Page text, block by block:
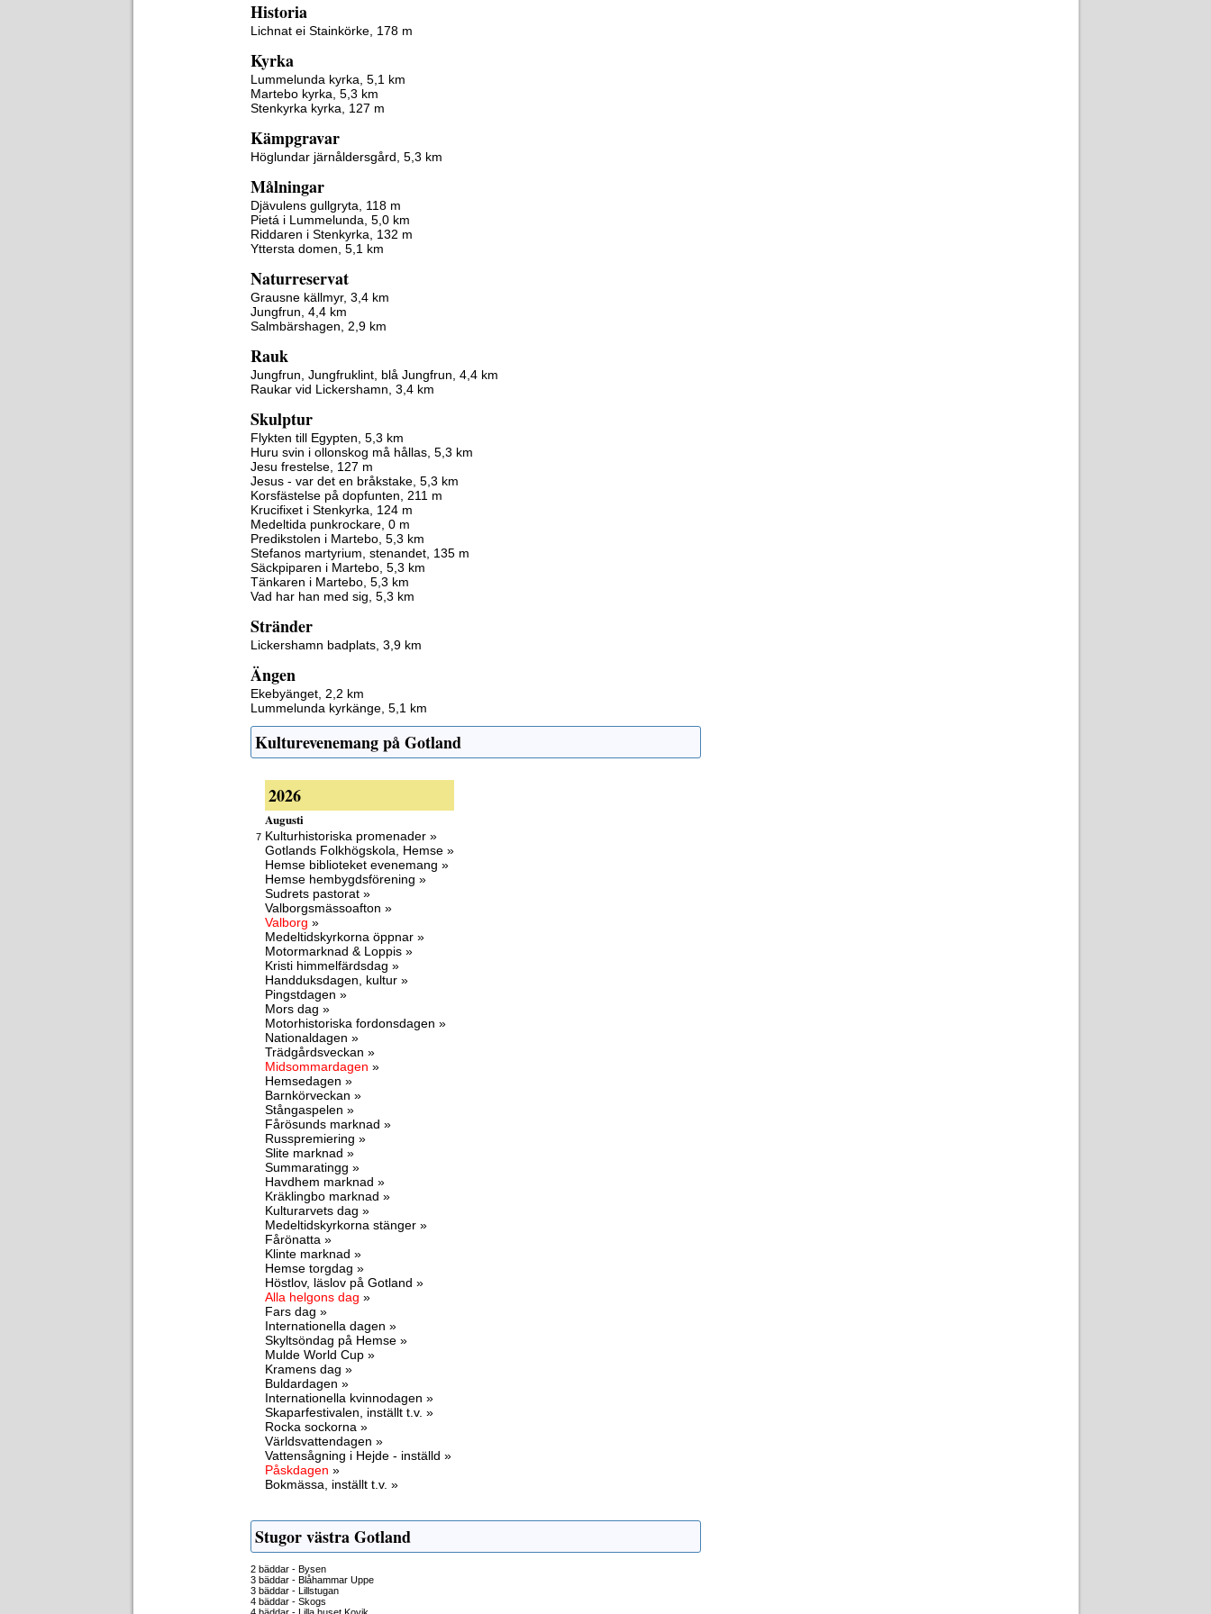
Historia
Lichnat ei Stainkörke, 178 m
Kyrka
Lummelunda kyrka, 5,1 km
Martebo kyrka, 5,3 km
Stenkyrka kyrka, 127 m
Kämpgravar
Höglundar järnåldersgård, 5,3 km
Målningar
Djävulens gullgryta, 118 m
Pietá i Lummelunda, 5,0 km
Riddaren i Stenkyrka, 132 m
Yttersta domen, 5,1 km
Naturreservat
Grausne källmyr, 3,4 km
Jungfrun, 4,4 km
Salmbärshagen, 2,9 km
Rauk
Jungfrun, Jungfruklint, blå Jungfrun, 4,4 km
Raukar vid Lickershamn, 3,4 km
Skulptur
Flykten till Egypten, 5,3 km
Huru svin i ollonskog må hållas, 5,3 km
Jesu frestelse, 127 m
Jesus - var det en bråkstake, 5,3 km
Korsfästelse på dopfunten, 211 m
Krucifixet i Stenkyrka, 124 m
Medeltida punkrockare, 0 m
Predikstolen i Martebo, 5,3 km
Stefanos martyrium, stenandet, 135 m
Säckpiparen i Martebo, 5,3 km
Tänkaren i Martebo, 5,3 km
Vad har han med sig, 5,3 km
Stränder
Lickershamn badplats, 3,9 km
Ängen
Ekebyänget, 2,2 km
Lummelunda kyrkänge, 5,1 km
Kulturevenemang på Gotland
2026
Augusti
7 Kulturhistoriska promenader »
Gotlands Folkhögskola, Hemse »
Hemse biblioteket evenemang »
Hemse hembygdsförening »
Sudrets pastorat »
Valborgsmässoafton »
Valborg »
Medeltidskyrkorna öppnar »
Motormarknad & Loppis »
Kristi himmelfärdsdag »
Handduksdagen, kultur »
Pingstdagen »
Mors dag »
Motorhistoriska fordonsdagen »
Nationaldagen »
Trädgårdsveckan »
Midsommardagen »
Hemsedagen »
Barnkörveckan »
Stångaspelen »
Fårösunds marknad »
Russpremiering »
Slite marknad »
Summaratingg »
Havdhem marknad »
Kräklingbo marknad »
Kulturarvets dag »
Medeltidskyrkorna stänger »
Fårönatta »
Klinte marknad »
Hemse torgdag »
Höstlov, läslov på Gotland »
Alla helgons dag »
Fars dag »
Internationella dagen »
Skyltsöndag på Hemse »
Mulde World Cup »
Kramens dag »
Buldardagen »
Internationella kvinnodagen »
Skaparfestivalen, inställt t.v. »
Rocka sockorna »
Världsvattendagen »
Vattensågning i Hejde - inställd »
Påskdagen »
Bokmässa, inställt t.v. »
Stugor västra Gotland
2 bäddar - Bysen
3 bäddar - Blåhammar Uppe
3 bäddar - Lillstugan
4 bäddar - Skogs